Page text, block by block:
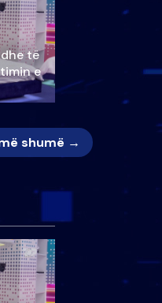
të
e
shumë →